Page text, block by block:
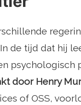
de tijd dat hij
​​psychologisch
door Henry
of OSS,